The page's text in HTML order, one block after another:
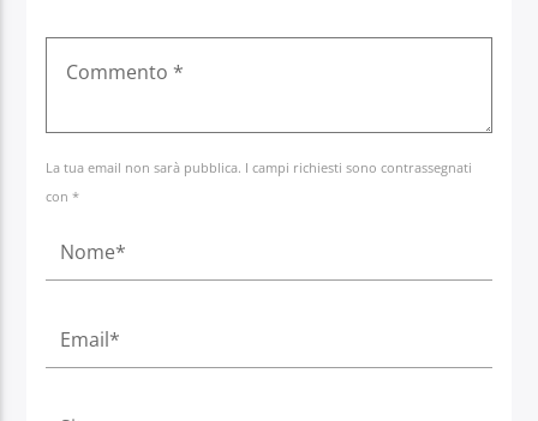
La tua email non sarà pubblica. I campi richiesti sono contrassegnati
con *